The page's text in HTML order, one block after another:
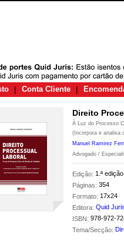
| Conta Cliente |
Direito
À Luz do Processo
(Incorpora e analisa
Manuel Ramirez
Advogado /
Edição: 1.ª
Páginas: 354
Formato: 17x24
Editora: Quid
ISBN: 978-972-
Tema/Secção: